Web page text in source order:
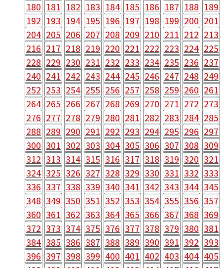
180 181 182 183 184 185 186 187 188 189
192 193 194 195 196 197 198 199 200 201
204 205 206 207 208 209 210 211 212 213
216 217 218 219 220 221 222 223 224 225
228 229 230 231 232 233 234 235 236 237
240 241 242 243 244 245 246 247 248 249
252 253 254 255 256 257 258 259 260 261
264 265 266 267 268 269 270 271 272 273
276 277 278 279 280 281 282 283 284 285
288 289 290 291 292 293 294 295 296 297
300 301 302 303 304 305 306 307 308 309
312 313 314 315 316 317 318 319 320 321
324 325 326 327 328 329 330 331 332 333
336 337 338 339 340 341 342 343 344 345
348 349 350 351 352 353 354 355 356 357
360 361 362 363 364 365 366 367 368 369
372 373 374 375 376 377 378 379 380 381
384 385 386 387 388 389 390 391 392 393
396 397 398 399 400 401 402 403 404 405